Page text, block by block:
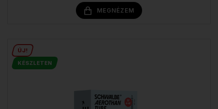
MEGNÉZEM
ÚJ!
KÉSZLETEN